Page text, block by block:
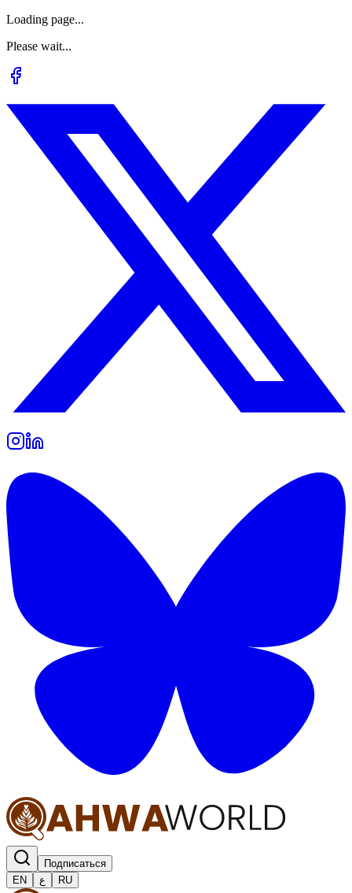
Loading page...
Please wait...
Подписаться
EN
ع RU